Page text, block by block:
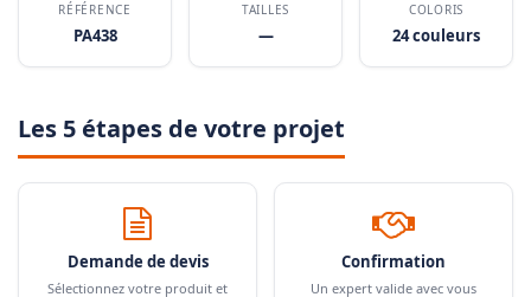
RÉFÉRENCE
PA438
TAILLES
—
COLORIS
24 couleurs
Les 5 étapes de votre projet
Demande de devis
Sélectionnez votre produit et
Confirmation
Un expert valide avec vous